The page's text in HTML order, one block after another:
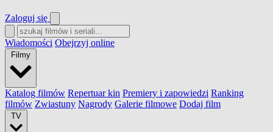
Zaloguj się
Wiadomości Obejrzyj online
Filmy
Katalog filmów Repertuar kin Premiery i zapowiedzi Ranking
filmów Zwiastuny Nagrody Galerie filmowe Dodaj film
TV